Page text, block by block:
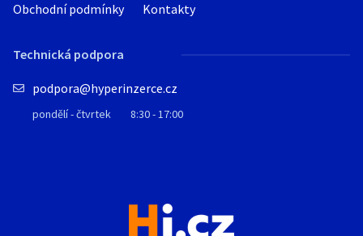
Obchodní podmínky
Kontakty
Technická podpora
podpora@hyperinzerce.cz
pondělí - čtvrtek 8:30 - 17:00